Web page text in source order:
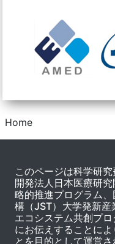
Home
このページは科学研
開発法人日本医療研
略的推進プログラム
構（JST）大学発新産
エコシステム共創プ
にお伝えすることに
とを目的として運営さ